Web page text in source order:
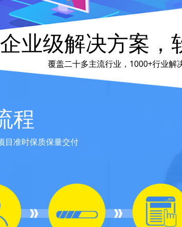
企业级解决方案，
覆盖二十多主流行业，1000+行业解
程
目准时保质保量交付